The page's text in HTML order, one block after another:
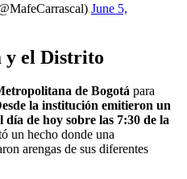
June 5,
y el Distrito
de Bogotá para
la institución emitieron un
de hoy sobre las 7:30 de la
un hecho donde una
arengas de sus diferentes